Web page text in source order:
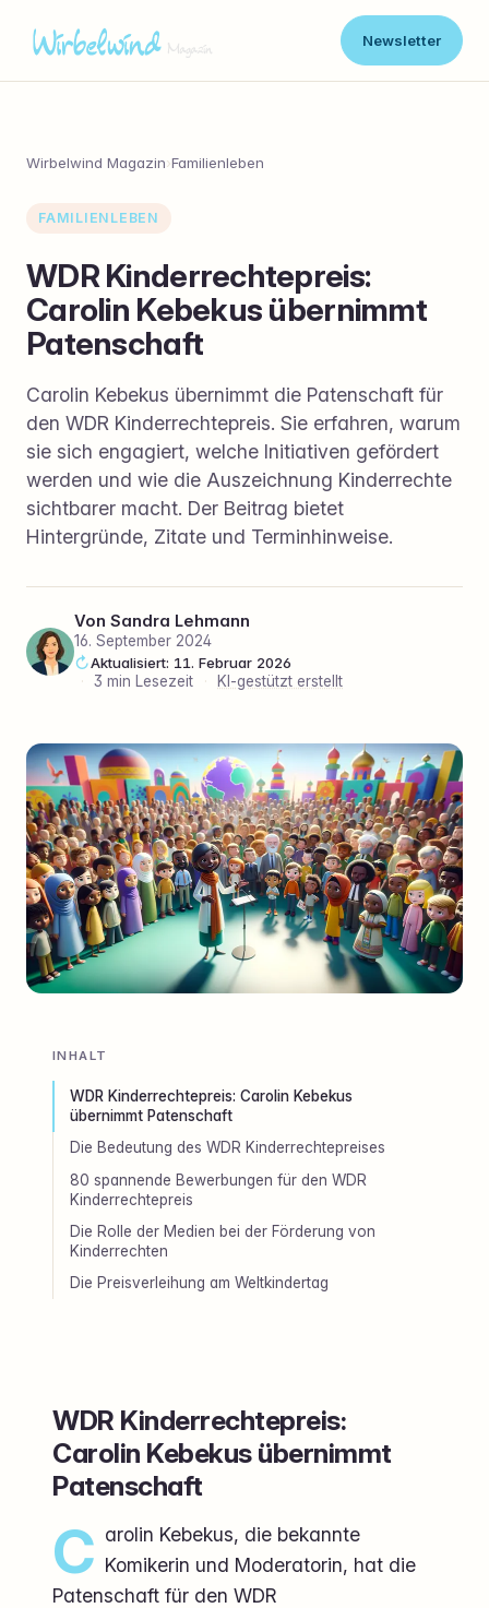
Newsletter
Wirbelwind Magazin›Familienleben
FAMILIENLEBEN
WDR Kinderrechtepreis:
Carolin Kebekus übernimmt
Patenschaft
Carolin Kebekus übernimmt die Patenschaft für
den WDR Kinderrechtepreis. Sie erfahren, warum
sie sich engagiert, welche Initiativen gefördert
werden und wie die Auszeichnung Kinderrechte
sichtbarer macht. Der Beitrag bietet
Hintergründe, Zitate und Terminhinweise.
Von Sandra Lehmann
16. September 2024
Aktualisiert: 11. Februar 2026
·
3 min Lesezeit · KI-gestützt erstellt
INHALT
WDR Kinderrechtepreis: Carolin Kebekus
übernimmt Patenschaft
Die Bedeutung des WDR Kinderrechtepreises
80 spannende Bewerbungen für den WDR
Kinderrechtepreis
Die Rolle der Medien bei der Förderung von
Kinderrechten
Die Preisverleihung am Weltkindertag
WDR Kinderrechtepreis:
Carolin Kebekus übernimmt
Patenschaft
C arolin Kebekus, die bekannte
Komikerin und Moderatorin, hat die
Patenschaft für den WDR